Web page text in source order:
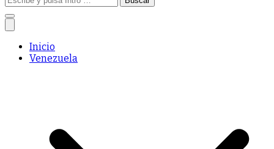
Inicio
Venezuela